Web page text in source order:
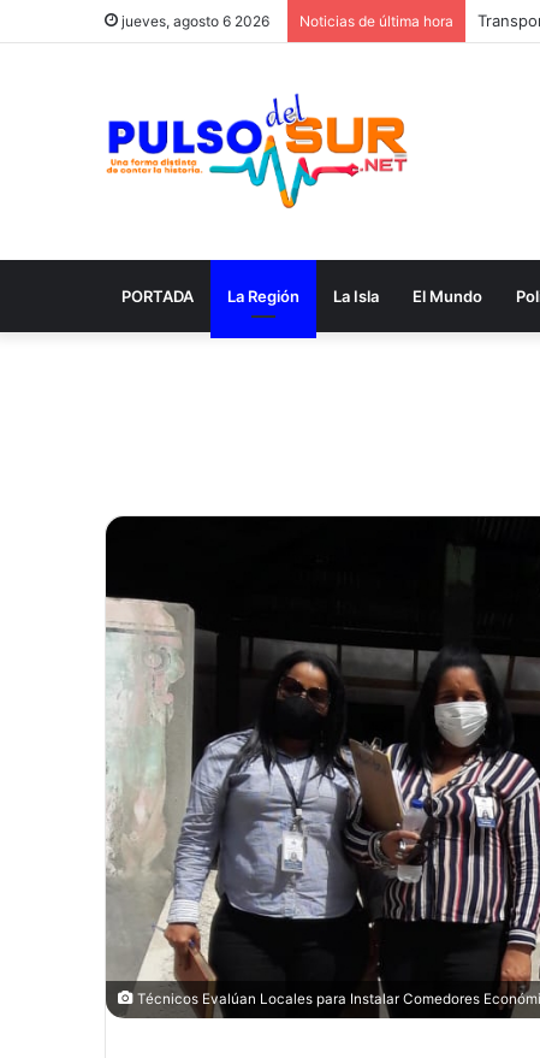
jueves, agosto 6 2026 Noticias de última hora
PORTADA La Región La Isla El Mundo
Técnicos Evalúan Locales para Instalar Comedores